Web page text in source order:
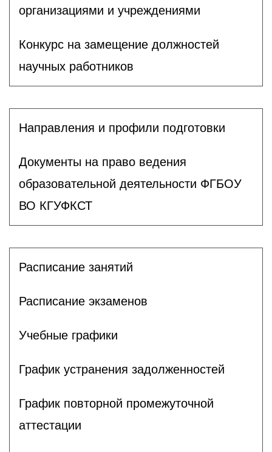
организациями и учреждениями
Конкурс на замещение должностей
научных работников
Направления и профили подготовки
Документы на право ведения
образовательной деятельности ФГБОУ
ВО КГУФКСТ
Расписание занятий
Расписание экзаменов
Учебные графики
График устранения задолженностей
График повторной промежуточной
аттестации